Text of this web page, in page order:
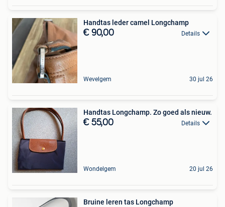
Handtas leder camel Longchamp
€ 90,00 Details
Wevelgem 30 jul 26
Handtas Longchamp. Zo goed als nieuw.
€ 55,00 Details
Wondelgem 20 jul 26
Bruine leren tas Longchamp